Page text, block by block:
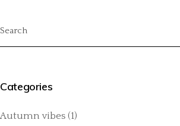
Categories
Autumn vibes (1)